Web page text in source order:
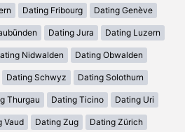
Dating Fribourg Dating Genève
Dating Jura Dating Luzern
Nidwalden Dating Obwalden
Dating Schwyz Dating Solothurn
Thurgau Dating Ticino Dating Uri
Vaud Dating Zug Dating Zürich